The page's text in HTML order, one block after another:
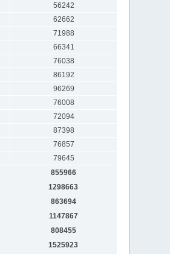
56242
62662
71988
66341
76038
86192
96269
76008
72094
87398
76857
79645
855966
1298663
863694
1147867
808455
1525923